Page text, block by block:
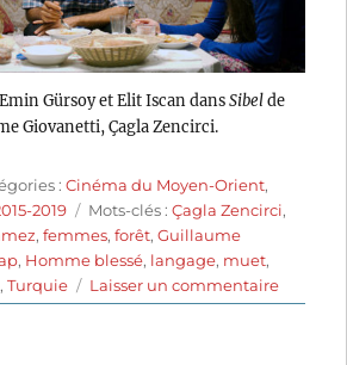
Gürsoy et Elit Iscan dansSibelde
Giovanetti, Çagla Zencirci.
:Cinéma du Moyen-Orient,
2019
Étiquettes
Mots-clés :Çagla Zencirci,
,femmes,forêt,Guillaume
, Homme blessé, langage, muet,
,Turquie Laisser un commentairesur
Sibel